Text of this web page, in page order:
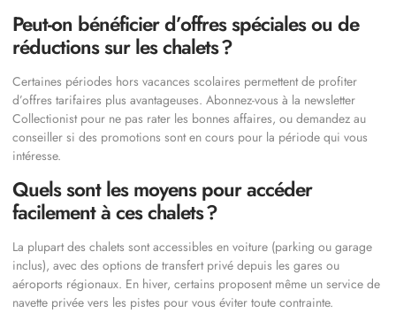
Peut-on bénéficier d’offres spéciales ou de
réductions sur les chalets ?
Certaines périodes hors vacances scolaires permettent de profiter
d’offres tarifaires plus avantageuses. Abonnez-vous à la newsletter
Collectionist pour ne pas rater les bonnes affaires, ou demandez au
conseiller si des promotions sont en cours pour la période qui vous
intéresse.
Quels sont les moyens pour accéder
facilement à ces chalets ?
La plupart des chalets sont accessibles en voiture (parking ou garage
inclus), avec des options de transfert privé depuis les gares ou
aéroports régionaux. En hiver, certains proposent même un service de
navette privée vers les pistes pour vous éviter toute contrainte.